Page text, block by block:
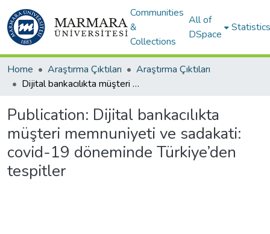
Communities
&
Collections
All of
DSpace
Statistics
Home Araştırma Çıktıları
Araştırma Çıktıları
Dijital bankacılıkta müşteri memnuniyeti ve sadakati: covid-19 döneminde Türkiye’den tespitler
Publication: Dijital bankacılıkta
müşteri memnuniyeti ve sadakati:
covid-19 döneminde Türkiye’den
tespitler